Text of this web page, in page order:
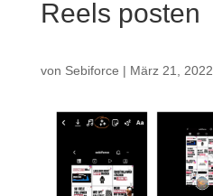
Reels posten
von Sebiforce | März 21, 2022